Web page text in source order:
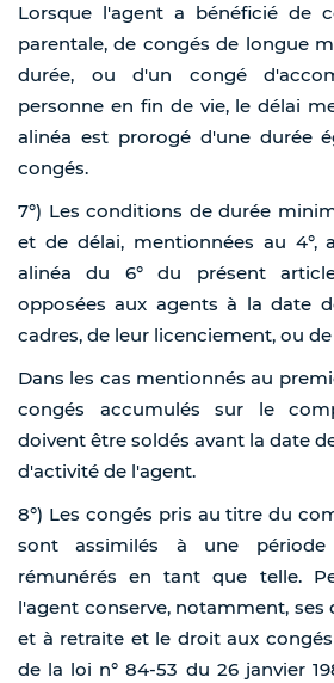
Lorsque l'agent a bénéficié de
parentale, de congés de longue
durée, ou d'un congé
personne en fin de vie, le délai
alinéa est prorogé d'une durée
congés.
7°) Les conditions de durée
et de délai, mentionnées au 4°,
alinéa du 6° du présent
opposées aux agents à la date
cadres, de leur licenciement, ou
Dans les cas mentionnés au
congés accumulés sur le
doivent être soldés avant la date
d'activité de l'agent.
8°) Les congés pris au titre du
sont assimilés à une
rémunérés en tant que telle.
l'agent conserve, notamment, ses
et à retraite et le droit aux
de la loi n° 84-53 du 26 janvier